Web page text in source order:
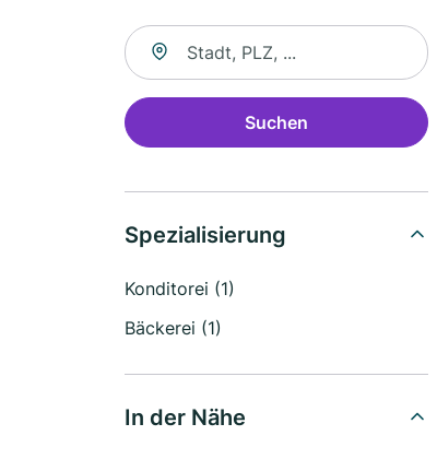
Suche nach Ort
Suchen
Spezialisierung
Konditorei (1)
Bäckerei (1)
In der Nähe